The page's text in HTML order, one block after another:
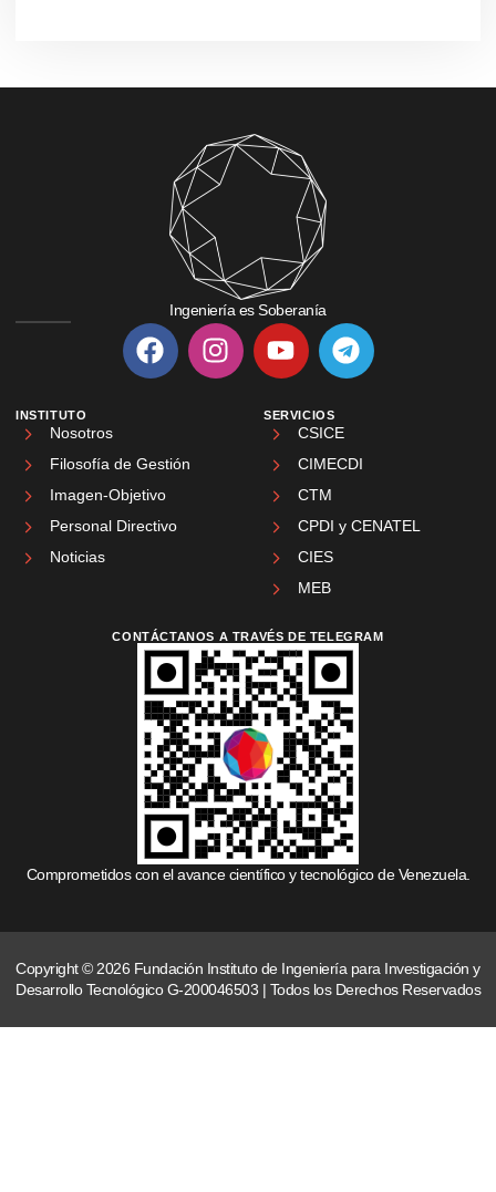
Ingeniería es Soberanía
INSTITUTO
Nosotros
Filosofía de Gestión
Imagen-Objetivo
Personal Directivo
Noticias
SERVICIOS
CSICE
CIMECDI
CTM
CPDI y CENATEL
CIES
MEB
CONTÁCTANOS A TRAVÉS DE TELEGRAM
Comprometidos con el avance científico y tecnológico de Venezuela.
Copyright © 2026 Fundación Instituto de Ingeniería para Investigación y
Desarrollo Tecnológico G-200046503 | Todos los Derechos Reservados